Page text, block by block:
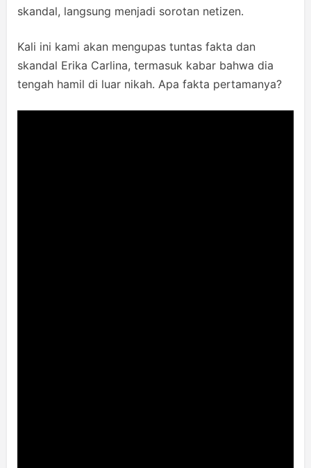
skandal, langsung menjadi sorotan netizen.
Kali ini kami akan mengupas tuntas fakta dan
skandal Erika Carlina, termasuk kabar bahwa dia
tengah hamil di luar nikah. Apa fakta pertamanya?